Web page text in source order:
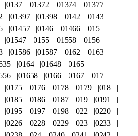
0137 01372 01374
01377
01397 01398 0142
0143
01457 0146 01466
015
01547 0155 01558
0156
01586 01587 0162
0163
0164 01648
0165
01658 0166 0167
017
0175 0176 0178 0179
018
0185 0186 0187 019
0191
0195 0197 0198 022
0220
0226 0228 0229 023
0233